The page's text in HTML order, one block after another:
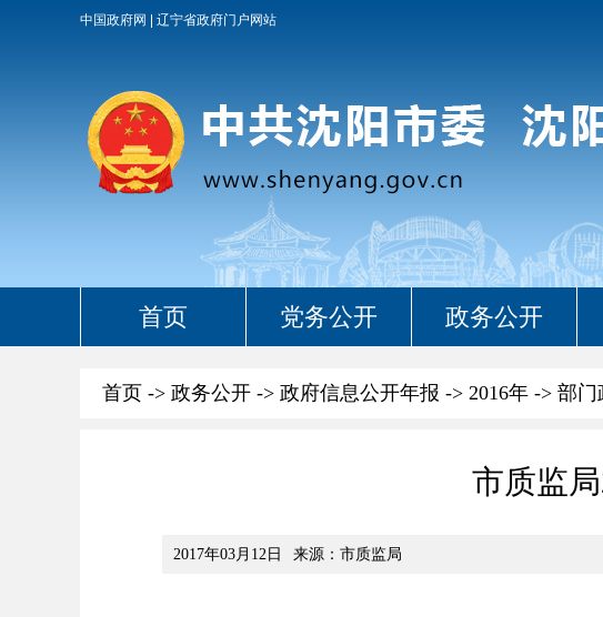
中国政府网 辽宁省政府门户网站
首页 党务公开 政务公开
首页 -> 政务公开 -> 政府信息公开年报 -> 2016年 -> 部门
市质监
2017年03月12日 来源：市质监局